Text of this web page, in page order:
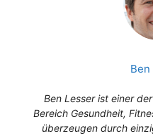
Ben Lesser ist einer
Bereich Gesundheit,
überzeugen durch